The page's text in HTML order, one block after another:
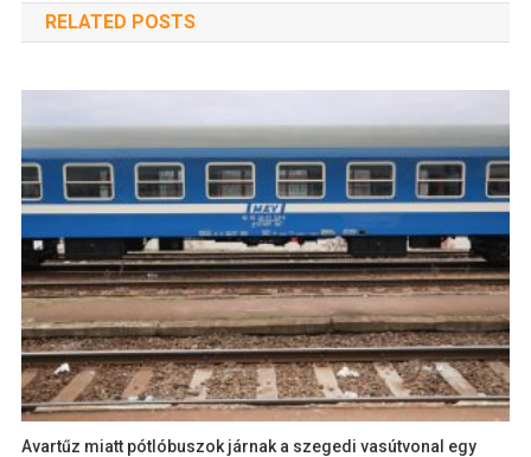
RELATED POSTS
Avartűz miatt pótlóbuszok járnak a szegedi vasútvonal egy